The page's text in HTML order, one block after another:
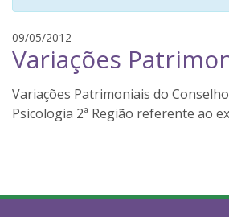
09/05/2012
a
r
c
o
i
Variações
Variações Patrimoniais do
Psicologia 2ª Região referente ao